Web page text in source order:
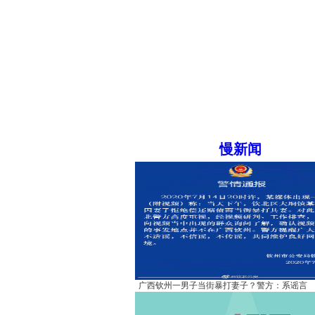
慢新闻
广西钦州一男子当街暴打妻子？警方：系谣言